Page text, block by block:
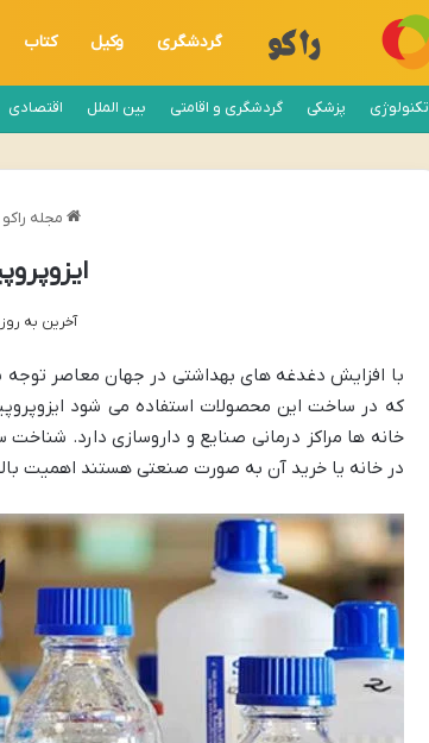
گردشگری وکیل کتاب
تکنولوژی پزشکی گردشگری و اقامتی بین الملل اقتصادی
مجله راکو
آخرین به روز
با افزایش دغدغه های بهداشتی در جهان معاصر توجه
خانه ها مراکز درمانی صنایع و داروسازی دارد. شناخت
در خانه یا خرید آن به صورت صنعتی هستند اهمیت